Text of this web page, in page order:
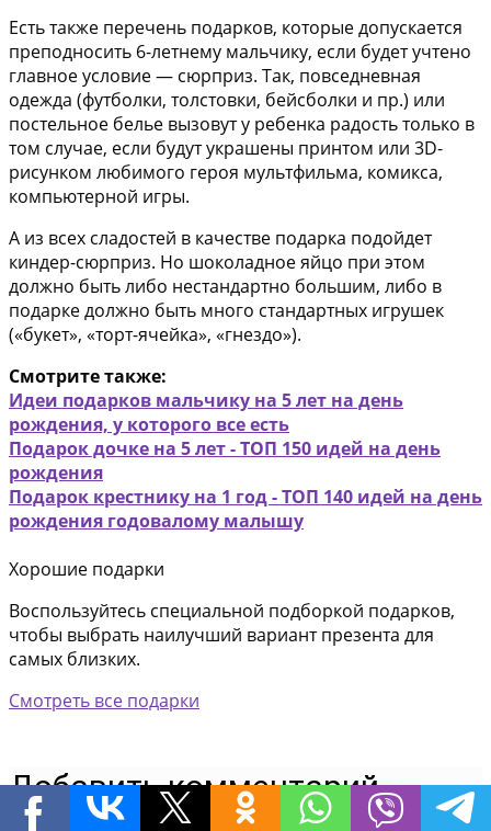
Есть также перечень подарков, которые допускается
преподносить 6-летнему мальчику, если будет учтено
главное условие — сюрприз. Так, повседневная
одежда (футболки, толстовки, бейсболки и пр.) или
постельное белье вызовут у ребенка радость только в
том случае, если будут украшены принтом или 3D-
рисунком любимого героя мультфильма, комикса,
компьютерной игры.
А из всех сладостей в качестве подарка подойдет
киндер-сюрприз. Но шоколадное яйцо при этом
должно быть либо нестандартно большим, либо в
подарке должно быть много стандартных игрушек
(«букет», «торт-ячейка», «гнездо»).
Смотрите также:
Идеи подарков мальчику на 5 лет на день
рождения, у которого все есть
Подарок дочке на 5 лет - ТОП 150 идей на день
рождения
Подарок крестнику на 1 год - ТОП 140 идей на день
рождения годовалому малышу
Хорошие подарки
Воспользуйтесь специальной подборкой подарков,
чтобы выбрать наилучший вариант презента для
самых близких.
Смотреть все подарки
Добавить комментарий